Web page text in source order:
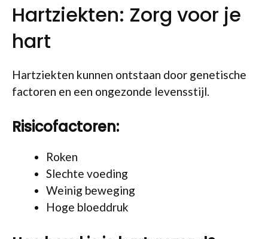
Hartziekten: Zorg voor je
hart
Hartziekten kunnen ontstaan door genetische
factoren en een ongezonde levensstijl.
Risicofactoren:
Roken
Slechte voeding
Weinig beweging
Hoge bloeddruk